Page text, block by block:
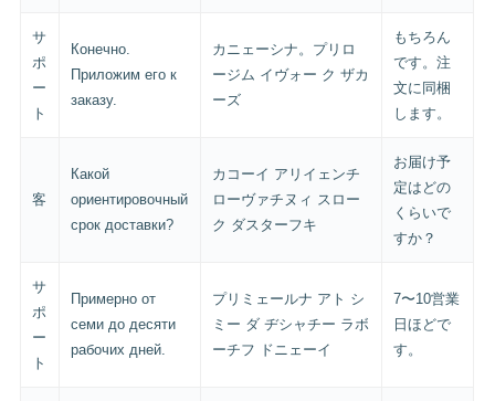
サ
ポ
ー
ト
Конечно.
Приложим его к
заказу.
カニェーシナ。プリロ
ージム イヴォー ク ザカ
ーズ
もちろん
です。注
文に同梱
します。
客
Какой
ориентировочный
срок доставки?
カコーイ アリイェンチ
ローヴァチヌィ スロー
ク ダスターフキ
お届け予
定はどの
くらいで
すか？
サ
ポ
ー
ト
Примерно от
семи до десяти
рабочих дней.
プリミェールナ アト シ
ミー ダ ヂシャチー ラボ
ーチフ ドニェーイ
7〜10営業
日ほどで
す。